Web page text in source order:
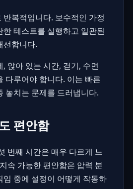
반복적입니다. 보수적인 가정
한 테스트를 실행하고 일관된
선합니다.
앉아 있는 시간, 걷기, 수면
다루어야 합니다. 이는 빠른
놓치는 문제를 드러냅니다.
편안함
번째 시간은 매우 다르게 느
속 가능한 편안함은 압력 분
임 중에 설정이 어떻게 작동하